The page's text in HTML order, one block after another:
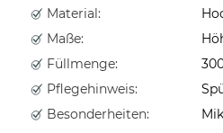
Material:
Maße:
Füllmenge:
Pflegehinweis:
Besonderheiten: